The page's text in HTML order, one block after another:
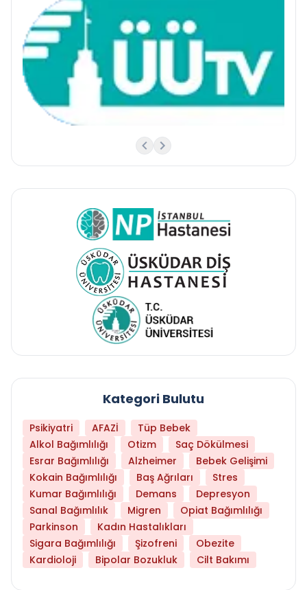
Kategori Bulutu
Psikiyatri AFAZİ
Tüp Bebek
Alkol Bağımlılığı
Otizm
Saç Dökülmesi
Esrar Bağımlılığı
Alzheimer
Bebek Gelişimi
Kokain Bağımlılığı
Baş Ağrıları
Stres
Kumar Bağımlılığı
Demans
Depresyon
Sanal Bağımlılık
Migren
Opiat Bağımlılığı
Parkinson
Kadın Hastalıkları
Sigara Bağımlılığı
Şizofreni
Obezite
Kardioloji
Bipolar Bozukluk Cilt Bakımı